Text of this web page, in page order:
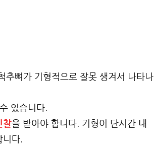
뼈가 기형적으로 잘못 생겨서 나타나
있습니다.
찰을 받아야 합니다. 기형이 단시간 내
니다.